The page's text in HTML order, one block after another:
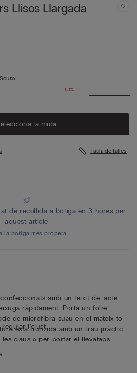
Llisos Llargada
-50%
la mida
Taula de talles
de recollida a botiga en 3 hores per
aquest article
la botiga més propera
amb un teixit de tacte
ràpidament. Porta un folre
de microfibra suau en el mateix to
està frunzida amb un trau pràctic
claus o per portar el llevataps
funcional i distintiu. El banyador es
posterior, de manera que se’n
regular l'ajust